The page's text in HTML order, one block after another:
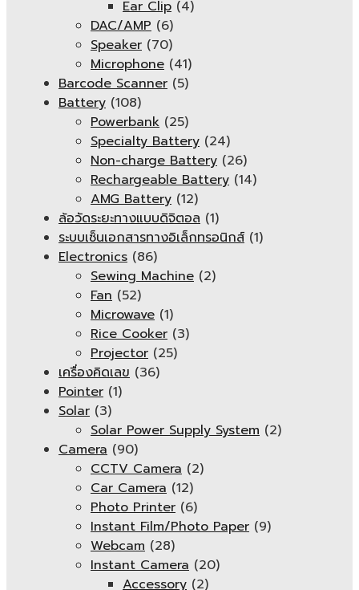
Ear Clip (4)
DAC/AMP (6)
Speaker (70)
Microphone (41)
Barcode Scanner (5)
Battery (108)
Powerbank (25)
Specialty Battery (24)
Non-charge Battery (26)
Rechargeable Battery (14)
AMG Battery (12)
ล้อวัดระยะทางแบบดิจิตอล (1)
ระบบเซ็นเอกสารทางอิเล็กทรอนิกส์ (1)
Electronics (86)
Sewing Machine (2)
Fan (52)
Microwave (1)
Rice Cooker (3)
Projector (25)
เครื่องคิดเลข (36)
Pointer (1)
Solar (3)
Solar Power Supply System (2)
Camera (90)
CCTV Camera (2)
Car Camera (12)
Photo Printer (6)
Instant Film/Photo Paper (9)
Webcam (28)
Instant Camera (20)
Accessory (2)